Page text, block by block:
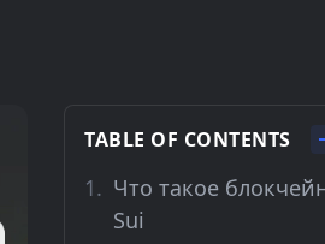
TABLE OF CONTENTS
Что такое
Sui